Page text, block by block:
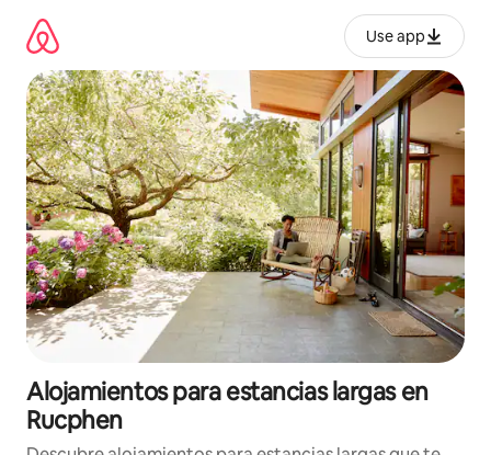
contenido
Use app
Alojamientos para estancias largas en
Rucphen